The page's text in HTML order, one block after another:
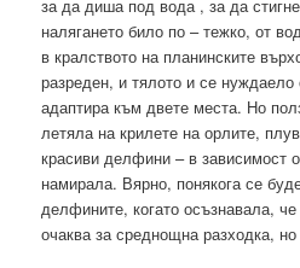
за да диша под вода , за да
налягането било по – тежко, от
в кралството на планинските
разреден, и тялото и се
адаптира към двете места. Но
летяла на крилете на орлите,
красиви делфини – в зависимост
намирала. Вярно, понякога се
делфините, когато осъзнавала,
очаква за среднощна разходка,